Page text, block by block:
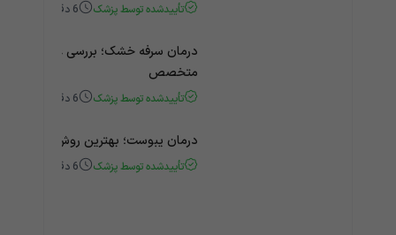
تأییدشده توسط پزشک 6 دقیقه
درمان سرفه خشک؛ بررسی علت و
متخصص
تأییدشده توسط پزشک 6 دقیقه
درمان یبوست؛ بهترین روش‌های
تأییدشده توسط پزشک 6 دقیقه